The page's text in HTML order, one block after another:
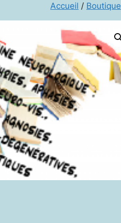
Accueil / Boutique